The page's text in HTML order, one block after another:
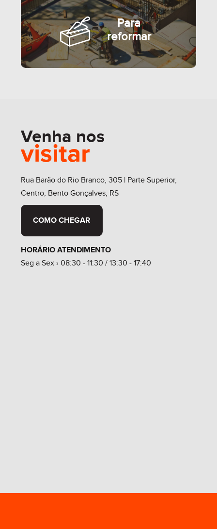
SEMIMOBILIADO
MOBILIADO
Para
reformar
Venha nos
visitar
Rua Barão do Rio Branco, 305 | Parte Superior,
Centro, Bento Gonçalves, RS
COMO CHEGAR
HORÁRIO ATENDIMENTO
Seg a Sex › 08:30 - 11:30 / 13:30 - 17:40